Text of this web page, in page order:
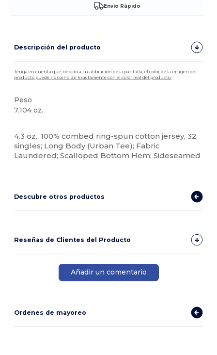
Envío Rápido
Descripción del producto
Tenga en cuenta que, debido a la calibración de la pantalla, el color de la imagen del
producto puede no coincidir exactamente con el color real del producto.
Peso
7.104 oz.
4.3 oz., 100% combed ring-spun cotton jersey, 32
singles; Long Body (Urban Tee); Fabric
Laundered; Scalloped Bottom Hem; Sideseamed
Descubre otros productos
Reseñas de Clientes del Producto
Añadir un comentario
Ordenes de mayoreo